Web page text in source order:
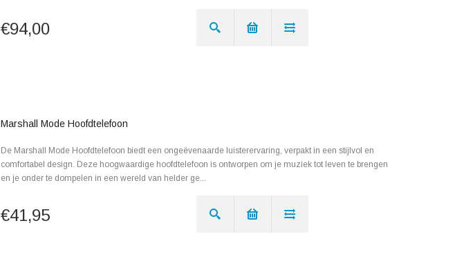
€94,00
Marshall Mode Hoofdtelefoon
De Marshall Mode Hoofdtelefoon biedt een ongeëvenaarde luisterervaring, verpakt in een stijlvol en
comfortabel design. Deze hoogwaardige hoofdtelefoon is ontworpen om je muziek tot leven te brengen
en je onder te dompelen in een wereld van helder ge...
€41,95